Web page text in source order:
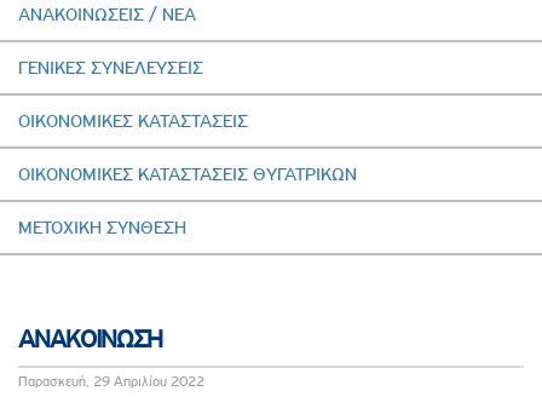
ΑΝΑΚΟΙΝΩΣΕΙΣ / ΝΕΑ
ΓΕΝΙΚΕΣ ΣΥΝΕΛΕΥΣΕΙΣ
ΟΙΚΟΝΟΜΙΚΕΣ ΚΑΤΑΣΤΑΣΕΙΣ
ΟΙΚΟΝΟΜΙΚΕΣ ΚΑΤΑΣΤΑΣΕΙΣ ΘΥΓΑΤΡΙΚΩΝ
ΜΕΤΟΧΙΚΗ ΣΥΝΘΕΣΗ
ΑΝΑΚΟΙΝΩΣΗ
Παρασκευή, 29 Απριλίου 2022